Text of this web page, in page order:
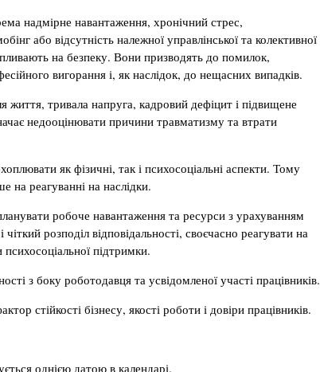
надмірне навантаження, хронічний стрес,
або відсутність належної управлінської та колективної
на безпеку. Вони призводять до помилок,
вигорання і, як наслідок, до нещасних випадків.
тривала напруга, кадровий дефіцит і підвищене
недооцінювати причини травматизму та втрати
як фізичні, так і психосоціальні аспекти. Тому
на реагуванні на наслідки.
робоче навантаження та ресурси з урахуванням
розподіл відповідальності, своєчасно реагувати на
підтримки.
з боку роботодавця та усвідомленої участі працівників.
стійкості бізнесу, якості роботи і довіри працівників.
однією датою в календарі.